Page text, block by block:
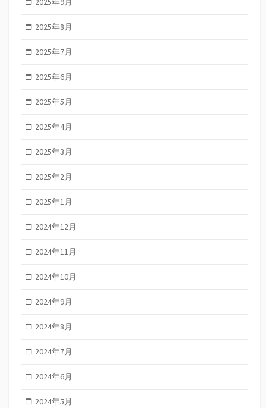
2025年8月
2025年7月
2025年6月
2025年5月
2025年4月
2025年3月
2025年2月
2025年1月
2024年12月
2024年11月
2024年10月
2024年9月
2024年8月
2024年7月
2024年6月
2024年5月